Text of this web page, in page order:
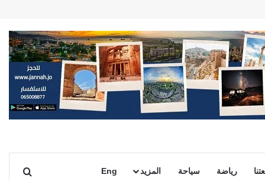
رياضة سياحة المزيد Eng بحث